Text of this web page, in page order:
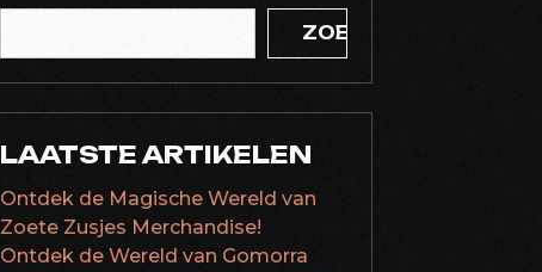
ZOEKEN
LAATSTE ARTIKELEN
Ontdek de Magische Wereld van
Zoete Zusjes Merchandise!
Ontdek de Wereld van Gomorra